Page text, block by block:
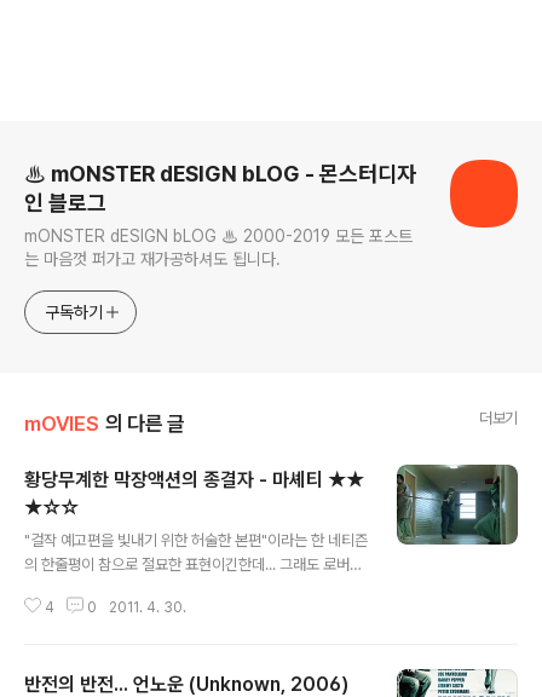
♨ mONSTER dESIGN bLOG - 몬스터디자
인 블로그
mONSTER dESIGN bLOG ♨ 2000-2019 모든 포스트
는 마음껏 퍼가고 재가공하셔도 됩니다.
구독하기
mOVIES 의 다른 글 더보기
황당무계한 막장액션의 종결자 - 마셰티 ★★
★☆☆
"걸작 예고편을 빛내기 위한 허술한 본편"이라는 한 네티즌
의 한줄평이 참으로 절묘한 표현이긴한데... 그래도 로버트
걸등 최고의 출연진이 엉망으로 망가지는 것을 지켜보는
데, 후반부로 갈수록 조금 지루해진다. ㅡ,.ㅡ;; 1) 뚱뚱보 악
4 0 2011. 4. 30.
반전의 반전... 언노운 (Unknown, 2006)